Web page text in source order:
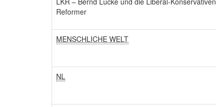
Reformer
MENSCHLICHE WELT
NL